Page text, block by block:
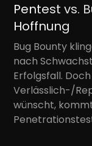
Pentest vs.
Hoffnung
Bug Bounty
nach
Erfolgsfall.
Verlässlich-/
wünscht,